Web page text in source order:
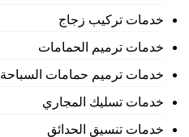
خدمات تركيب زجاج
خدمات ترميم الحمامات
خدمات ترميم حمامات السباحة
خدمات تسليك المجاري
خدمات تنسيق الحدائق